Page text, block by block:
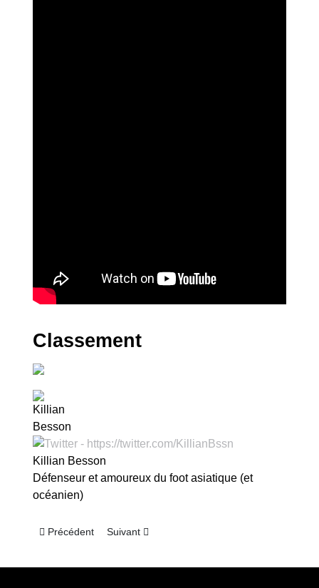
Classement
Killian Besson
Défenseur et amoureux du foot asiatique (et
océanien)
Article précédent : Japon – J.League 2024 : suspense relancé
Précédent Article suivant : Japon – J.League 2024 : à la
Suivant